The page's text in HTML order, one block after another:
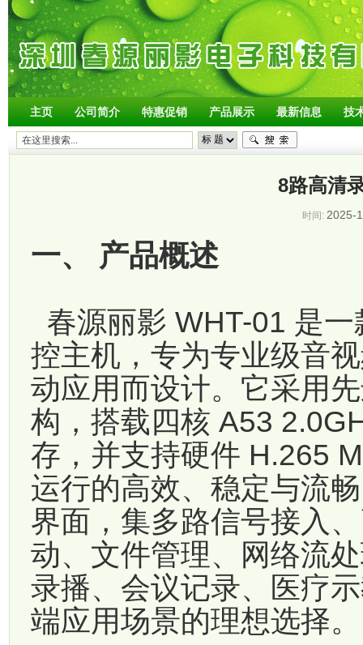
主页 公司简介 特惠促销 产品展示 最新信息 技
8路高清
时间: 2025-
一、 产品概述
春源丽影 WHT-01 是
控主机，专为专业级音
动应用而设计。它采用
构，搭载四核 A53
存，并支持硬件 H.265
运行的高效、稳定与流
界面，集多路信号接入
动、文件管理、网络流
录播、会议记录、医疗
端应用场景的理想选择。